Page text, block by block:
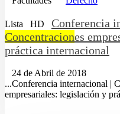
Lista HD
Conferencia
Concentraciones
práctica internacional
24 de Abril de 2018
...Conferencia internacional |
empresariales: legislación y